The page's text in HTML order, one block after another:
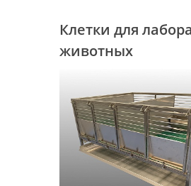
Клетки для
животных